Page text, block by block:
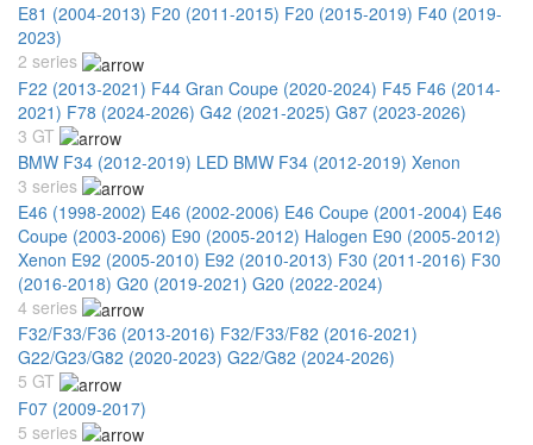
E81 (2004-2013) F20 (2011-2015) F20 (2015-2019) F40 (2019-
2023)
2 series
F22 (2013-2021) F44 Gran Coupe (2020-2024) F45 F46 (2014-
2021) F78 (2024-2026) G42 (2021-2025) G87 (2023-2026)
3 GT
BMW F34 (2012-2019) LED BMW F34 (2012-2019) Xenon
3 series
E46 (1998-2002) E46 (2002-2006) E46 Coupe (2001-2004) E46
Coupe (2003-2006) E90 (2005-2012) Halogen E90 (2005-2012)
Xenon E92 (2005-2010) E92 (2010-2013) F30 (2011-2016) F30
(2016-2018) G20 (2019-2021) G20 (2022-2024)
4 series
F32/F33/F36 (2013-2016) F32/F33/F82 (2016-2021)
G22/G23/G82 (2020-2023) G22/G82 (2024-2026)
5 GT
F07 (2009-2017)
5 series